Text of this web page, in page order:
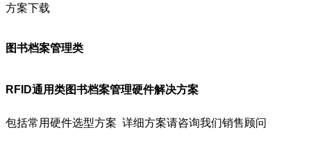
方案下载
图书档案管理类
RFID通用类图书档案管理硬件解决方案
包括常用硬件选型方案 详细方案请咨询我们销售顾问